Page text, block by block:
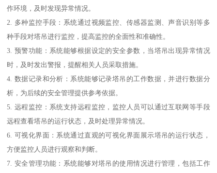
作环境，及时发现异常情况。
2. 多种监控手段：系统通过视频监控、传感器监测、声音识别等多
种手段对塔吊进行监控，提高监控的全面性和准确性。
3. 预警功能：系统能够根据设定的安全参数，当塔吊出现异常情况
时，及时发出警报，提醒相关人员采取措施。
4. 数据记录和分析：系统能够记录塔吊的工作数据，并进行数据分
析，为后续的安全管理提供参考依据。
5. 远程监控：系统支持远程监控，监控人员可以通过互联网等手段
远程查看塔吊的运行状态，及时处理异常情况。
6. 可视化界面：系统通过直观的可视化界面展示塔吊的运行状态，
方便监控人员进行观察和判断。
7. 安全管理功能：系统能够对塔吊的使用情况进行管理，包括工作